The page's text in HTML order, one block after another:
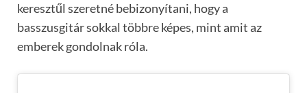
keresztűl szeretné bebizonyítani, hogy a
basszusgitár sokkal többre képes, mint amit az
emberek gondolnak róla.